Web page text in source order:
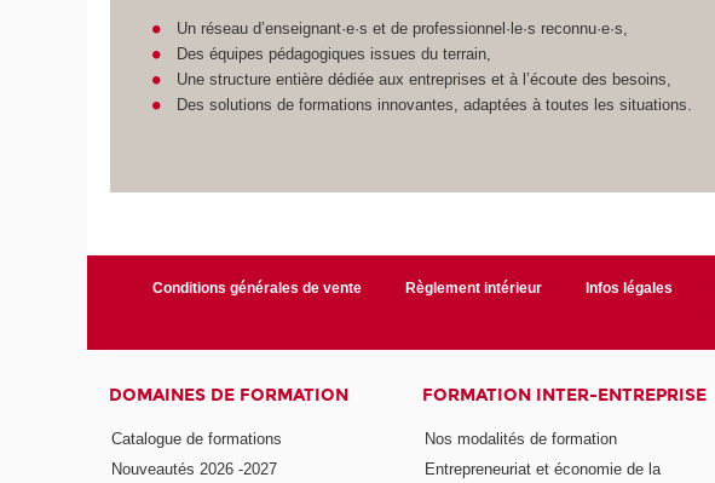
Un réseau d’enseignant·e·s et de professionnel·le·s reconnu·e·s,
Des équipes pédagogiques issues du terrain,
Une structure entière dédiée aux entreprises et à l’écoute des besoins,
Des solutions de formations innovantes, adaptées à toutes les situations.
Conditions générales de vente Règlement intérieur Infos légales
DOMAINES DE FORMATION
Catalogue de formations
Nouveautés 2026 -2027
FORMATION INTER-ENTREPRISE
Nos modalités de formation
Entrepreneuriat et économie de la